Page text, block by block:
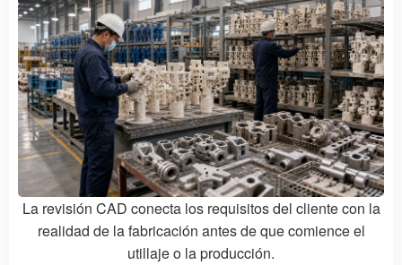
La revisión CAD conecta los requisitos del cliente con la
realidad de la fabricación antes de que comience el
utillaje o la producción.